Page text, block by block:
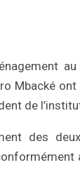
Mbacké
de
des